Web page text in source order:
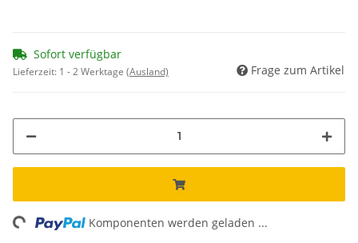
Sofort verfügbar
Lieferzeit: 1 - 2 Werktage (Ausland) Frage zum Artikel
Komponenten werden geladen ...